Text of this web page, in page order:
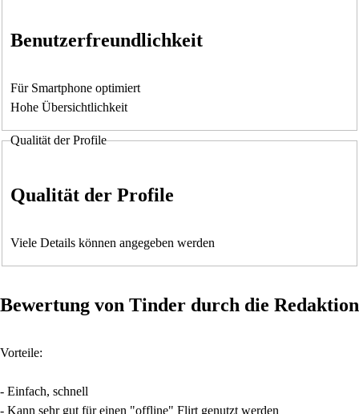
Benutzerfreundlichkeit
Für Smartphone optimiert
Hohe Übersichtlichkeit
Qualität der Profile
Qualität der Profile
Viele Details können angegeben werden
Bewertung von Tinder durch die Redaktion
Vorteile:
- Einfach, schnell
- Kann sehr gut für einen "offline" Flirt genutzt werden